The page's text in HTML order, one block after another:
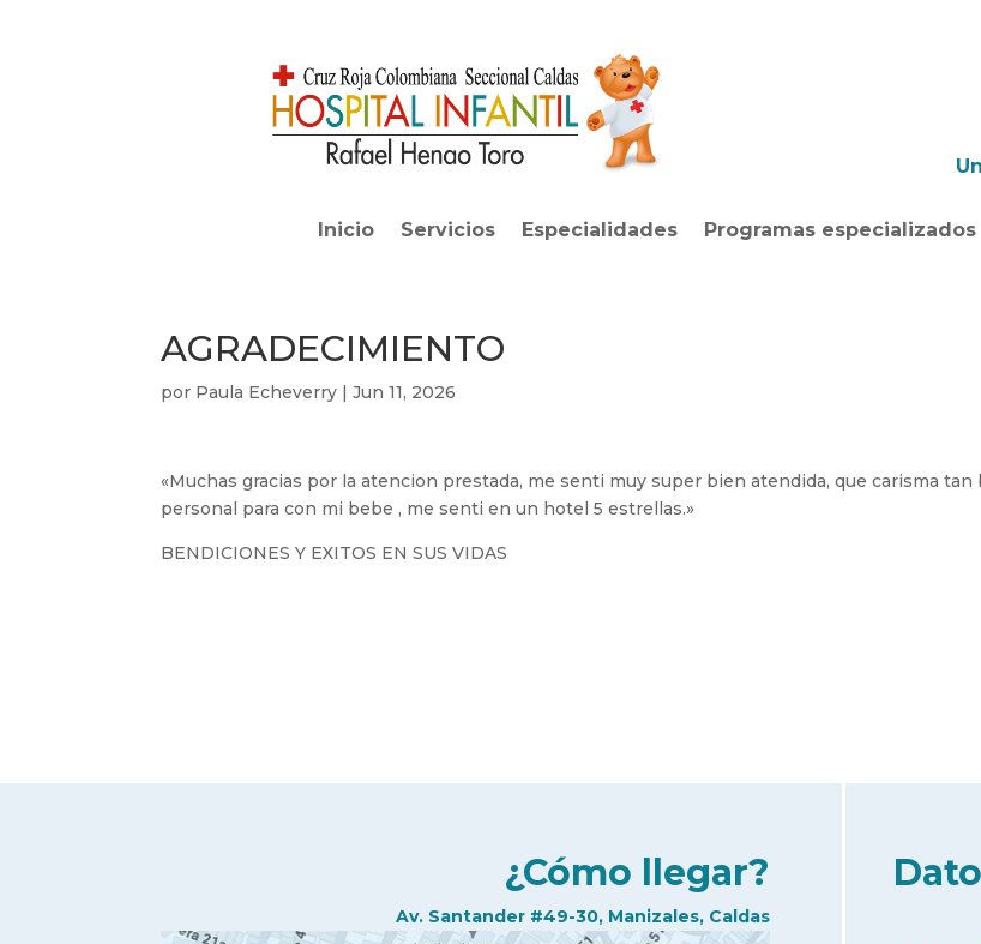
Inicio Servicios Especialidades Programas especializados
AGRADECIMIENTO
por Paula Echeverry |Jun 11, 2026
«Muchas gracias por la atencion prestada, me senti muy super bien atendida, que carisma tan
personal para con mi bebe , me senti en un hotel 5 estrellas.»
BENDICIONES Y EXITOS EN SUS VIDAS
¿Cómo llegar?
Av. Santander #49-30, Manizales, Caldas